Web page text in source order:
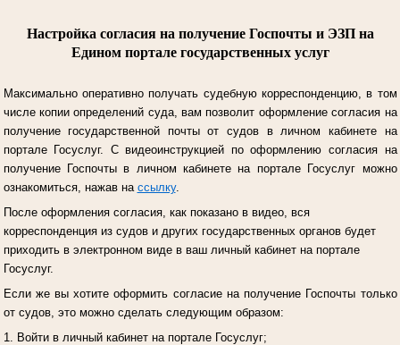
Настройка согласия на получение Госпочты и ЭЗП на
Едином портале государственных услуг
Максимально оперативно получать судебную корреспонденцию, в том
числе копии определений суда, вам позволит оформление согласия на
получение государственной почты от судов в личном кабинете на
портале Госуслуг. С видеоинструкцией по оформлению согласия на
получение Госпочты в личном кабинете на портале Госуслуг можно
ознакомиться, нажав на ссылку.
После оформления согласия, как показано в видео, вся
корреспонденция из судов и других государственных органов будет
приходить в электронном виде в ваш личный кабинет на портале
Госуслуг.
Если же вы хотите оформить согласие на получение Госпочты только
от судов, это можно сделать следующим образом:
1. Войти в личный кабинет на портале Госуслуг;